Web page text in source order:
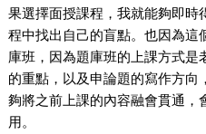
果選擇面授課程，我就能夠即時
程中找出自己的盲點。也因為這
庫班，因為題庫班的上課方式是
的重點，以及申論題的寫作方
夠將之前上課的內容融會貫通，
用。